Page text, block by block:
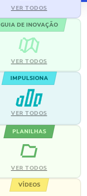
VER TODOS
GUIA DE INOVAÇÃO
VER TODOS
IMPULSIONA
VER TODOS
PLANILHAS
VER TODOS
VÍDEOS